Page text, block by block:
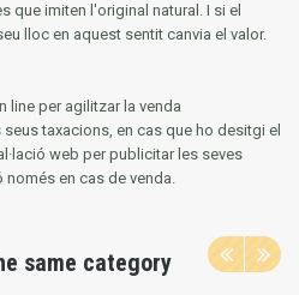
que imiten l'original natural. I si el
lloc en aquest sentit canvia el valor.
line per agilitzar la venda
taxacions, en cas que ho desitgi el
web per publicitar les seves
en cas de venda.
same category